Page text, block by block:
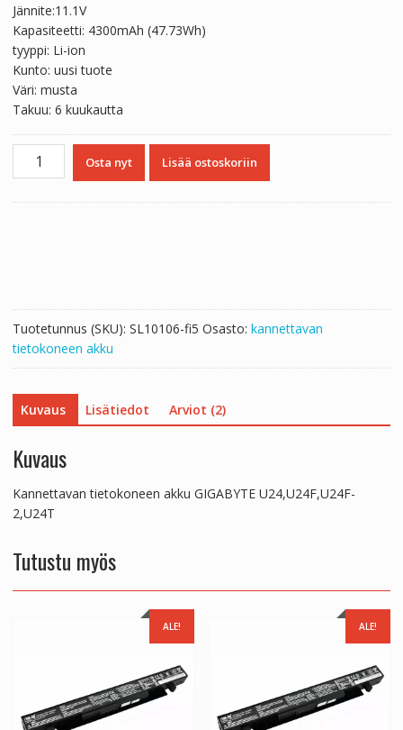
oli:
€146.40.€81.33.
Jännite:11.1V
Kapasiteetti: 4300mAh (47.73Wh)
tyyppi: Li-ion
Kunto: uusi tuote
Väri: musta
Takuu: 6 kuukautta
Kannettavan
tietokoneen
Osta nyt Lisää ostoskoriin
Tuotetunnus (SKU): SL10106-fi5 Osasto: kannettavan
tietokoneen akku
Kuvaus Lisätiedot Arviot (2)
Kuvaus
Kannettavan tietokoneen akku GIGABYTE U24,U24F,U24F-
2,U24T
Tutustu myös
ALE! ALE!